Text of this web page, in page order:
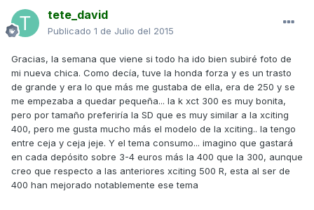
tete_david
Publicado 1 de Julio del 2015
Gracias, la semana que viene si todo ha ido bien subiré foto de
mi nueva chica. Como decía, tuve la honda forza y es un trasto
de grande y era lo que más me gustaba de ella, era de 250 y se
me empezaba a quedar pequeña... la k xct 300 es muy bonita,
pero por tamaño preferiría la SD que es muy similar a la xciting
400, pero me gusta mucho más el modelo de la xciting.. la tengo
entre ceja y ceja jeje. Y el tema consumo... imagino que gastará
en cada depósito sobre 3-4 euros más la 400 que la 300, aunque
creo que respecto a las anteriores xciting 500 R, esta al ser de
400 han mejorado notablemente ese tema